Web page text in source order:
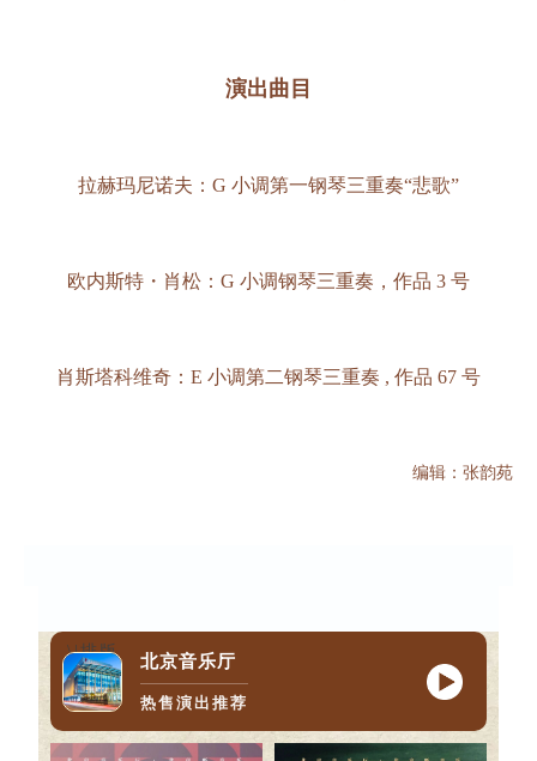
演出曲目
拉赫玛尼诺夫：G 小调第一钢琴三重奏“悲歌”
欧内斯特・肖松：G 小调钢琴三重奏，作品 3 号
肖斯塔科维奇：E 小调第二钢琴三重奏 , 作品 67 号
编辑：张韵苑
\|排版
北京音乐厅
热售演出推荐